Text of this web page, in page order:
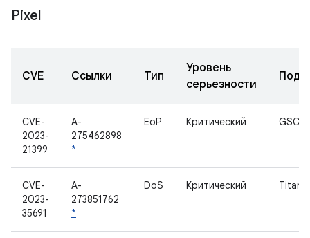
Pixel
CVE Ссылки Тип
Уровень
серьезности
CVE-
2023-
21399
A-
275462898
*
EoP Критический GSC
CVE-
2023-
35691
A-
273851762
*
DoS Критический Titan